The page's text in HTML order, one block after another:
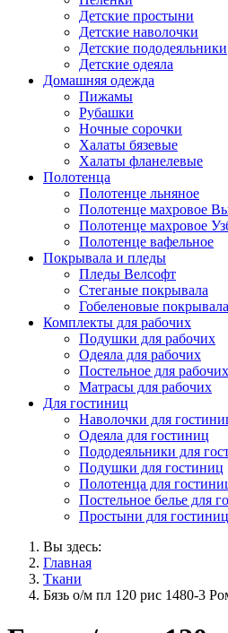
Детские простыни
Детские наволочки
Детские пододеяльники
Детские одеяла
Домашняя одежда
Пижамы
Рубашки
Ночные сорочки
Халаты бязевые
Халаты фланелевые
Полотенца
Полотенце льняное
Полотенце махровое
Полотенце махровое
Полотенце вафельное
Покрывала и пледы
Пледы Велсофт
Стеганые покрывала
Гобеленовые покрывала
Комплекты для рабочих
Подушки для рабочих
Одеяла для рабочих
Постельное для рабочих
Матрасы для рабочих
Для гостиниц
Наволочки для
Одеяла для гостиниц
Пододеяльники для
Подушки для гостиниц
Полотенца для
Постельное белье для
Простыни для гостиниц
Вы здесь:
Главная
Ткани
Бязь о/м пл 120 рис 1480-3